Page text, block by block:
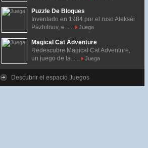
Puzzle De Bloques
Inventado en 1984 por el ruso Alekséi
Pázhitnov, e......
Juega
Magical Cat Adventure
Redescubre Magical Cat Adventure,
un juego de la......
Juega
Descubrir el espacio Juegos